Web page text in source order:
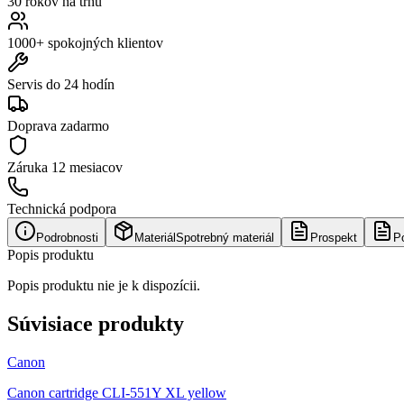
1000+ spokojných klientov
Servis do 24 hodín
Doprava zadarmo
Záruka 12 mesiacov
Technická podpora
Podrobnosti Materiál Spotrebný materiál Prospekt
Popis produktu
Popis produktu nie je k dispozícii.
Súvisiace produkty
Canon
Canon cartridge CLI-551Y XL yellow